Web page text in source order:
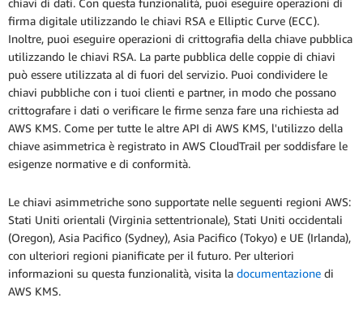
chiavi di dati. Con questa funzionalità, puoi eseguire operazioni di
firma digitale utilizzando le chiavi RSA e Elliptic Curve (ECC).
Inoltre, puoi eseguire operazioni di crittografia della chiave pubblica
utilizzando le chiavi RSA. La parte pubblica delle coppie di chiavi
può essere utilizzata al di fuori del servizio. Puoi condividere le
chiavi pubbliche con i tuoi clienti e partner, in modo che possano
crittografare i dati o verificare le firme senza fare una richiesta ad
AWS KMS. Come per tutte le altre API di AWS KMS, l'utilizzo della
chiave asimmetrica è registrato in AWS CloudTrail per soddisfare le
esigenze normative e di conformità.
Le chiavi asimmetriche sono supportate nelle seguenti regioni AWS:
Stati Uniti orientali (Virginia settentrionale), Stati Uniti occidentali
(Oregon), Asia Pacifico (Sydney), Asia Pacifico (Tokyo) e UE (Irlanda),
con ulteriori regioni pianificate per il futuro. Per ulteriori
informazioni su questa funzionalità, visita la documentazione di
AWS KMS.